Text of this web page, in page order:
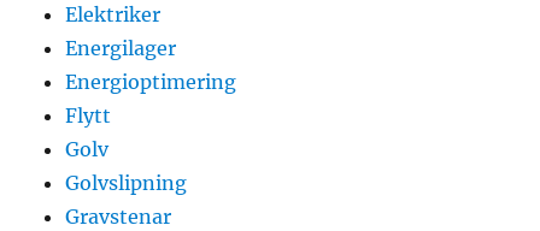
Elektriker
Energilager
Energioptimering
Flytt
Golv
Golvslipning
Gravstenar